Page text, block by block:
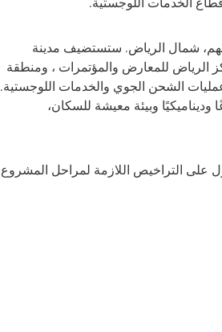
وتمتد على مساحة 14.4 مليون متر مربع في ملهم، شمال الرياض. ستستضيف مدينة
الرياض للمعارض والمؤتمرات ، ومنطقة
الشحن الجوي والخدمات اللوجستية.
وبيئة معيشة للسكان،
على التراخيص اللازمة لمراحل المشروع